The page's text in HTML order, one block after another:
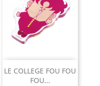
LE COLLEGE FOU FOU
FOU...